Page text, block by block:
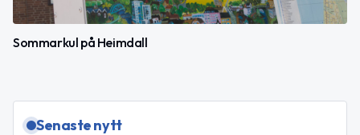
Sommarkul på Heimdall
Senaste nytt